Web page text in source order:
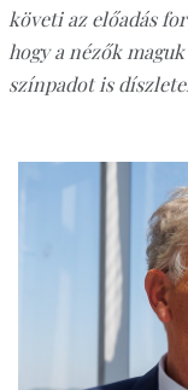
követi az előadás
hogy a nézők
színpadot is